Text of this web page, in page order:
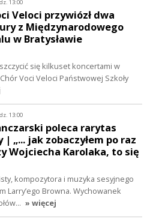
13:00
Veloci przywiózł dwa
z Międzynarodowego
w Bratysławie
się kilkuset koncertami w
Voci Veloci Państwowej Szkoły
13:00
poleca rarytas
| „... jak zobaczyłem po raz
Wojciecha Karolaka, to się
kompozytora i muzyka sesyjnego
Larry’ego Browna. Wychowanek
» więcej